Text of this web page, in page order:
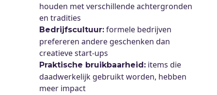
houden met verschillende achtergronden
en tradities
Bedrijfscultuur: formele bedrijven
prefereren andere geschenken dan
creatieve start-ups
Praktische bruikbaarheid: items die
daadwerkelijk gebruikt worden, hebben
meer impact